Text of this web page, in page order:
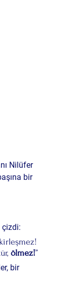
Nilüfer
bir
çizdi:
ölmez!”
bir